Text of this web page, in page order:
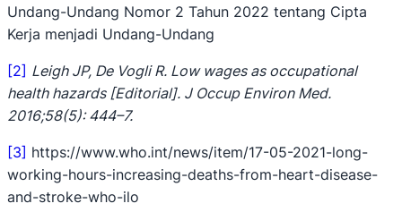
Undang-Undang Nomor 2 Tahun 2022 tentang Cipta
Kerja menjadi Undang-Undang
[2] Leigh JP, De Vogli R. Low wages as occupational
health hazards [Editorial]. J Occup Environ Med.
2016;58(5): 444–7.
[3] https://www.who.int/news/item/17-05-2021-long-
working-hours-increasing-deaths-from-heart-disease-
and-stroke-who-ilo